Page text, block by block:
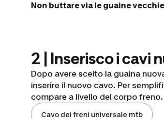
Non buttare via le guaine
2 | Inserisco i cavi
Dopo avere scelto la guaina
inserire il nuovo cavo. Per
compare a livello del corpo freno.
Cavo dei freni universale mtb